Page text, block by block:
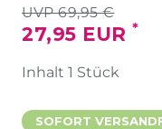
UVP 69,95 €
27,95 EUR *
Inhalt 1 Stück
SOFORT